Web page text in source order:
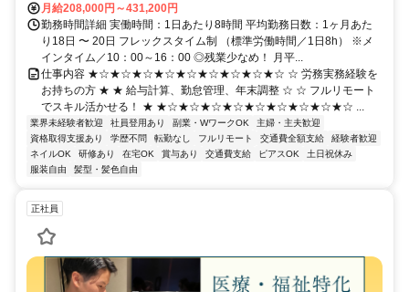
月給208,000円～431,200円
勤務時間詳細 実働時間：1日あたり8時間 平均勤務日数：1ヶ月あた
り18日 〜 20日 フレックスタイム制 （標準労働時間／1日8h） ※メ
インタイム／10：00～16：00 ◎残業少なめ！ 月平...
仕事内容 ★☆★☆★☆★☆★☆★☆★☆★☆★☆ ☆ 労務実務経験を
お持ちの方 ★ ★ 給与計算、勤怠管理、年末調整 ☆ ☆ フルリモート
でスキル活かせる！ ★ ★☆★☆★☆★☆★☆★☆★☆★☆★☆ ...
業界未経験者歓迎 社員登用あり 副業・WワークOK
主婦・主夫歓迎
資格取得支援あり
学歴不問 転勤なし フルリモート 交通費全額支給
経験者歓迎
ネイルOK
研修あり 在宅OK 賞与あり 交通費支給 ピアスOK
土日祝休み
服装自由
髪型・髪色自由
正社員